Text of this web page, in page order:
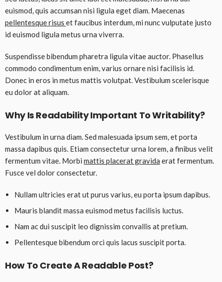
euismod, quis accumsan nisi ligula eget diam. Maecenas
pellentesque risus et faucibus interdum, mi nunc vulputate justo
id euismod ligula metus urna viverra.
Suspendisse bibendum pharetra ligula vitae auctor. Phasellus
commodo condimentum enim, varius ornare nisi facilisis id.
Donec in eros in metus mattis volutpat. Vestibulum scelerisque
eu dolor at aliquam.
Why Is Readability Important To Writability?
Vestibulum in urna diam. Sed malesuada ipsum sem, et porta
massa dapibus quis. Etiam consectetur urna lorem, a finibus velit
fermentum vitae. Morbi mattis placerat gravida erat fermentum.
Fusce vel dolor consectetur.
Nullam ultricies erat ut purus varius, eu porta ipsum dapibus.
Mauris blandit massa euismod metus facilisis luctus.
Nam ac dui suscipit leo dignissim convallis at pretium.
Pellentesque bibendum orci quis lacus suscipit porta.
How To Create A Readable Post?